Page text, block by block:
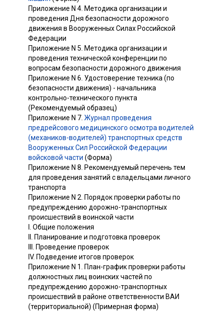
Приложение N 4. Методика организации и
проведения Дня безопасности дорожного
движения в Вооруженных Силах Российской
Федерации
Приложение N 5. Методика организации и
проведения технической конференции по
вопросам безопасности дорожного движения
Приложение N 6. Удостоверение техника (по
безопасности движения) - начальника
контрольно-технического пункта
(Рекомендуемый образец)
Приложение N 7. Журнал проведения
предрейсового медицинского осмотра водителей
(механиков-водителей) транспортных средств
Вооруженных Сил Российской Федерации
войсковой части (Форма)
Приложение N 8. Рекомендуемый перечень тем
для проведения занятий с владельцами личного
транспорта
Приложение N 2. Порядок проверки работы по
предупреждению дорожно-транспортных
происшествий в воинской части
I. Общие положения
II. Планирование и подготовка проверок
III. Проведение проверок
IV. Подведение итогов проверок
Приложение N 1. План-график проверки работы
должностных лиц воинских частей по
предупреждению дорожно-транспортных
происшествий в районе ответственности ВАИ
(территориальной) (Примерная форма)